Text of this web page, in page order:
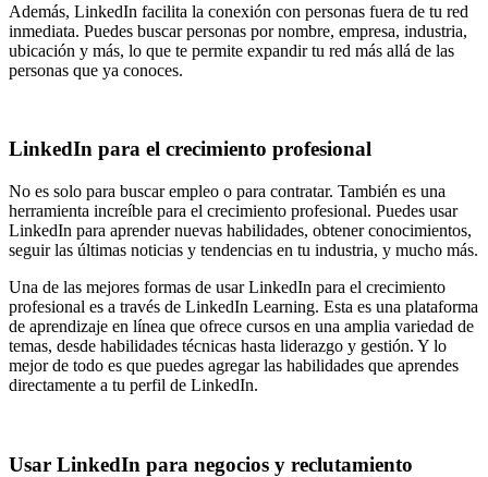
Además, LinkedIn facilita la conexión con personas fuera de tu red
inmediata. Puedes buscar personas por nombre, empresa, industria,
ubicación y más, lo que te permite expandir tu red más allá de las
personas que ya conoces.
LinkedIn para el crecimiento profesional
No es solo para buscar empleo o para contratar. También es una
herramienta increíble para el crecimiento profesional. Puedes usar
LinkedIn para aprender nuevas habilidades, obtener conocimientos,
seguir las últimas noticias y tendencias en tu industria, y mucho más.
Una de las mejores formas de usar LinkedIn para el crecimiento
profesional es a través de LinkedIn Learning. Esta es una plataforma
de aprendizaje en línea que ofrece cursos en una amplia variedad de
temas, desde habilidades técnicas hasta liderazgo y gestión. Y lo
mejor de todo es que puedes agregar las habilidades que aprendes
directamente a tu perfil de LinkedIn.
Usar LinkedIn para negocios y reclutamiento